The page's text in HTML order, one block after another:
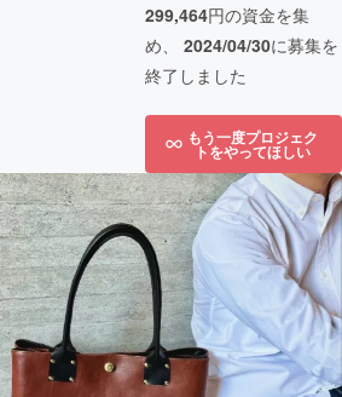
299,464円の資金を集
め、 2024/04/30に募集を
終了しました
もう一度プロジェク
トをやってほしい